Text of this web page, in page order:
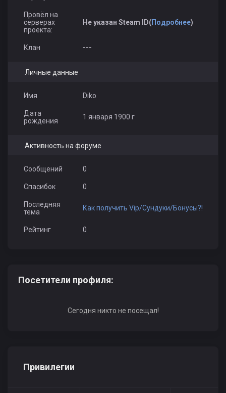
Провёл на
серверах
проекта:
Не указан Steam ID(Подробнее)
Клан ---
Личные данные
Имя Diko
Дата
рождения
1 января 1900 г
Активность на форуме
Сообщений 0
Спасибок 0
Последняя
тема
Как получить Vip/Сундуки/Бонусы?!
Рейтинг 0
Посетители профиля:
Сегодня никто не посещал!
Привилегии